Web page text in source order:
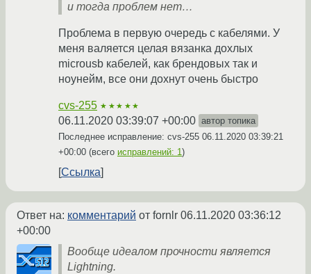
и тогда проблем нет…
Проблема в первую очередь с кабелями. У
меня валяется целая вязанка дохлых
microusb кабелей, как брендовых так и
ноунейм, все они дохнут очень быстро
cvs-255 ★★★★★
06.11.2020 03:39:07 +00:00 автор топика
Последнее исправление: cvs-255 06.11.2020 03:39:21
+00:00 (всего исправлений: 1)
Ссылка
Ответ на: комментарий от fornlr 06.11.2020 03:36:12
+00:00
Вообще идеалом прочности является
Lightning.